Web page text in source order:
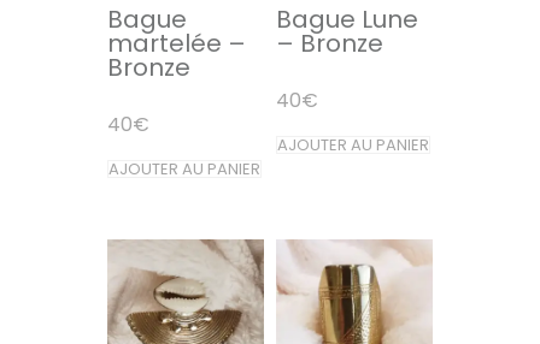
Bague
martelée –
Bronze
40€
AJOUTER AU PANIER
Bague Lune
– Bronze
40€
AJOUTER AU PANIER